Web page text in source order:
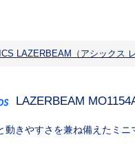
LAZERBEAM（アシックス
LAZERBEAM MO
動きやすさを兼ね備えたミニ